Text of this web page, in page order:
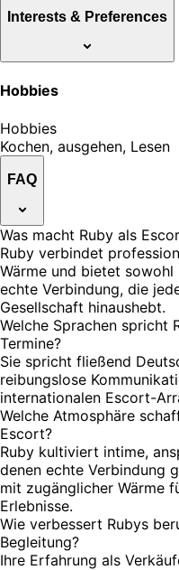
Interests & Preferences
Hobbies
Hobbies
Kochen, ausgehen, Lesen
FAQ
Was macht Ruby als
Ruby verbindet
Wärme und bietet
echte Verbindung, die
Gesellschaft hinaushebt.
Welche Sprachen spricht
Termine?
Sie spricht fließend
reibungslose
internationalen Escort-
Welche Atmosphäre
Escort?
Ruby kultiviert intime,
denen echte Verbindung
mit zugänglicher Wärme
Erlebnisse.
Wie verbessert Rubys
Begleitung?
Ihre Erfahrung als